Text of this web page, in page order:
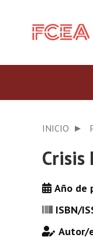
INICIO
Crisis
Año de
ISBN/
Autor/